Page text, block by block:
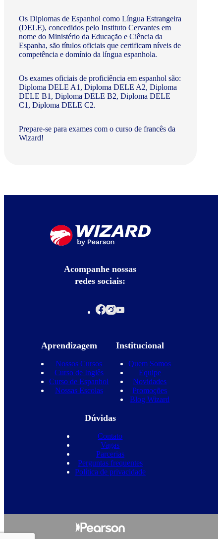
Os Diplomas de Espanhol como Língua Estrangeira
(DELE), concedidos pelo Instituto Cervantes em
nome do Ministério da Educação e Ciência da
Espanha, são títulos oficiais que certificam níveis de
competência e domínio da língua espanhola.
Os exames oficiais de proficiência em espanhol são:
Diploma DELE A1, Diploma DELE A2, Diploma
DELE B1, Diploma DELE B2, Diploma DELE
C1, Diploma DELE C2.
Prepare-se para exames com o curso de francês da
Wizard!
Acompanhe nossas
redes sociais:
Aprendizagem
Nossos Cursos
Curso de Inglês
Curso de Espanhol
Nossas Escolas
Institucional
Quem Somos
Equipe
Novidades
Promoções
Blog Wizard
Dúvidas
Contato
Vagas
Parcerias
Perguntas frequentes
Política de privacidade